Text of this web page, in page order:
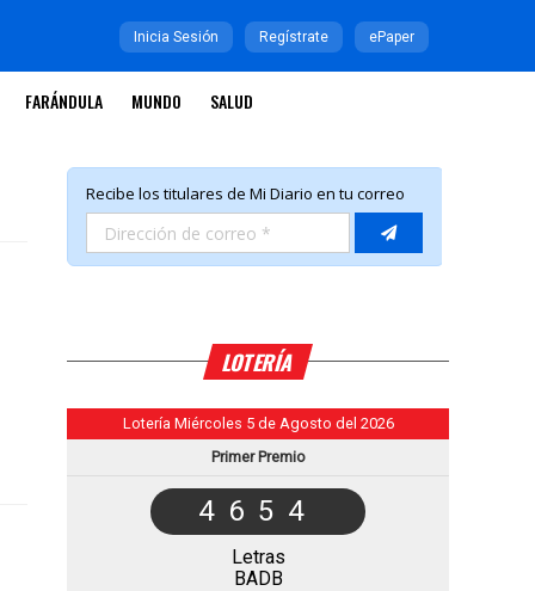
Inicia Sesión Regístrate ePaper
FARÁNDULA MUNDO SALUD
LOTERÍA
Lotería Miércoles 5 de Agosto del 2026
Primer Premio
4654
Letras
BADB